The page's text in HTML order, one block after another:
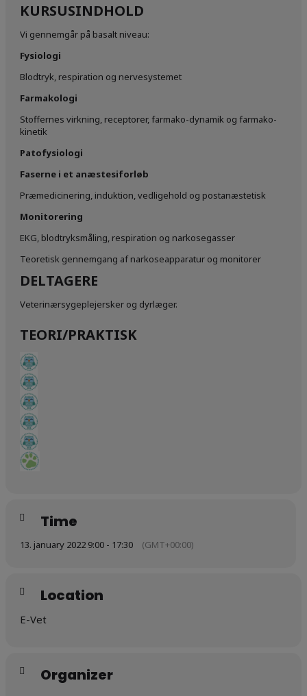
KURSUSINDHOLD
Vi gennemgår på basalt niveau:
Fysiologi
Blodtryk, respiration og nervesystemet
Farmakologi
Stoffernes virkning, receptorer, farmako-dynamik og farmako-
kinetik
Patofysiologi
Faserne i et anæstesiforløb
Præmedicinering, induktion, vedligehold og postanæstetisk
Monitorering
EKG, blodtryksmåling, respiration og narkosegasser
Teoretisk gennemgang af narkoseapparatur og monitorer
DELTAGERE
Veterinærsygeplejersker og dyrlæger.
TEORI/PRAKTISK
Time
13. january 2022 9:00 - 17:30 (GMT+00:00)
Location
E-Vet
Organizer